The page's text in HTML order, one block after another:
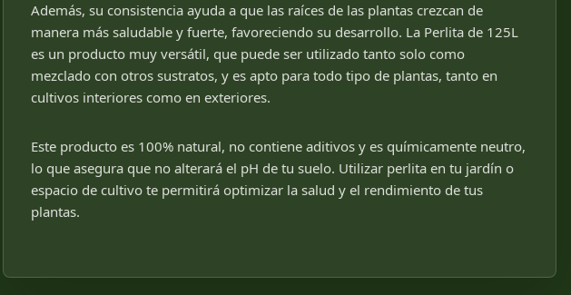
Además, su consistencia ayuda a que las raíces de las plantas crezcan de
manera más saludable y fuerte, favoreciendo su desarrollo. La Perlita de 125L
es un producto muy versátil, que puede ser utilizado tanto solo como
mezclado con otros sustratos, y es apto para todo tipo de plantas, tanto en
cultivos interiores como en exteriores.
Este producto es 100% natural, no contiene aditivos y es químicamente neutro,
lo que asegura que no alterará el pH de tu suelo. Utilizar perlita en tu jardín o
espacio de cultivo te permitirá optimizar la salud y el rendimiento de tus
plantas.